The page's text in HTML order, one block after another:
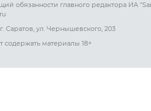
обязанности главного редактора ИА
Саратов, ул. Чернышевского, 203
материалы 18+